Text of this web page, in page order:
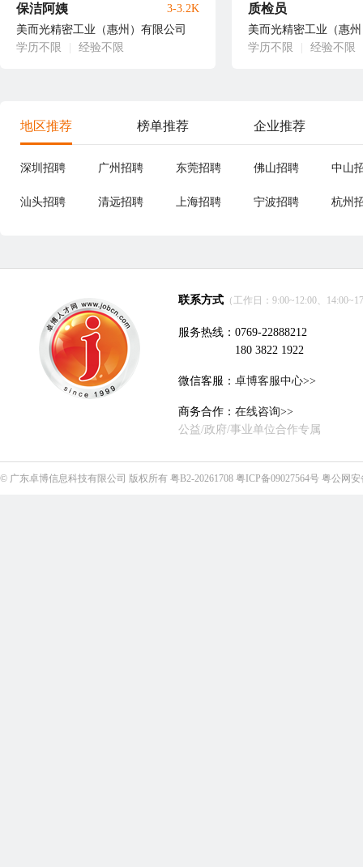
保洁阿姨
美而光精密工业（惠州）有限公司
学历不限
经验不限
3-3.2K 质检员
美而光精密工业（惠
学历不限
经验不限
地区推荐 榜单推荐 企业推荐
深圳招聘 广州招聘 东莞招聘 佛山招聘 中山
汕头招聘 清远招聘 上海招聘 宁波招聘 杭州
联系方式 （工作日：9:00~12:00、
服务热线：0769-22888212
180 3822 1922
微信客服： 卓博客服中心>>
商务合作： 在线咨询>>
公益/政府/事业单位合作专属
© 广东卓博信息科技有限公司 版权所有 粤B2-20261708 粤ICP备09027564号 粤公网安